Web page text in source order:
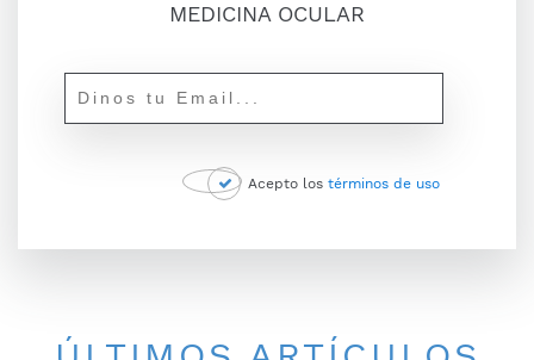
MEDICINA OCULAR
Acepto los términos de uso